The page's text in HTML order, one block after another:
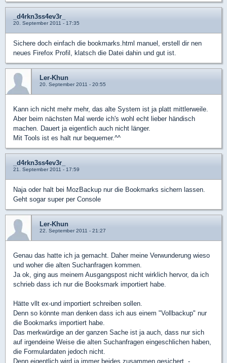
_d4rkn3ss4ev3r_
20. September 2011 - 17:35
Sichere doch einfach die bookmarks.html manuel, erstell dir nen
neues Firefox Profil, klatsch die Datei dahin und gut ist.
Ler-Khun
20. September 2011 - 20:55
Kann ich nicht mehr mehr, das alte System ist ja platt mittlerweile.
Aber beim nächsten Mal werde ich's wohl echt lieber händisch
machen. Dauert ja eigentlich auch nicht länger.
Mit Tools ist es halt nur bequemer.^^
_d4rkn3ss4ev3r_
21. September 2011 - 17:59
Naja oder halt bei MozBackup nur die Bookmarks sichern lassen.
Geht sogar super per Console
Ler-Khun
22. September 2011 - 21:27
Genau das hatte ich ja gemacht. Daher meine Verwunderung wieso
und woher die alten Suchanfragen kommen.
Ja ok, ging aus meinem Ausgangspost nicht wirklich hervor, da ich
schrieb dass ich nur die Booksmark importiert habe.
Hätte vllt ex-und importiert schreiben sollen.
Denn so könnte man denken dass ich aus einem "Vollbackup" nur
die Bookmarks importiert habe.
Das merkwürdige an der ganzen Sache ist ja auch, dass nur sich
auf irgendeine Weise die alten Suchanfragen eingeschlichen haben,
die Formulardaten jedoch nicht.
Denn eigentlich wird ja immer beides zusammen gesichert. -